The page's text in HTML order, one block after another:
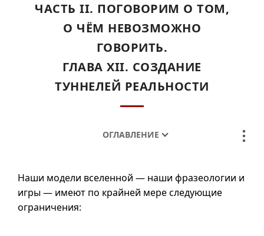
ЧАСТЬ II. ПОГОВОРИМ О ТОМ,
О ЧЁМ НЕВОЗМОЖНО
ГОВОРИТЬ.
ГЛАВА XII. СОЗДАНИЕ
ТУННЕЛЕЙ РЕАЛЬНОСТИ
ОГЛАВЛЕНИЕ
Наши модели вселенной — наши фразеологии и
игры — имеют по крайней мере следующие
ограничения: